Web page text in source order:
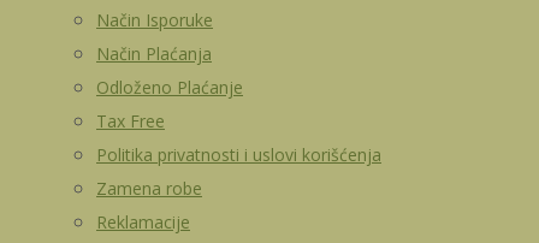
Način Isporuke
Način Plaćanja
Odloženo Plaćanje
Tax Free
Politika privatnosti i uslovi korišćenja
Zamena robe
Reklamacije